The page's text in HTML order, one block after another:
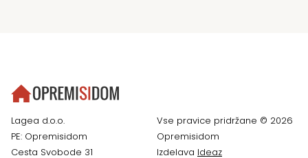
Lagea d.o.o.
PE: Opremisidom
Cesta Svobode 31
Vse pravice pridržane © 2026
Opremisidom
Izdelava Ideaz